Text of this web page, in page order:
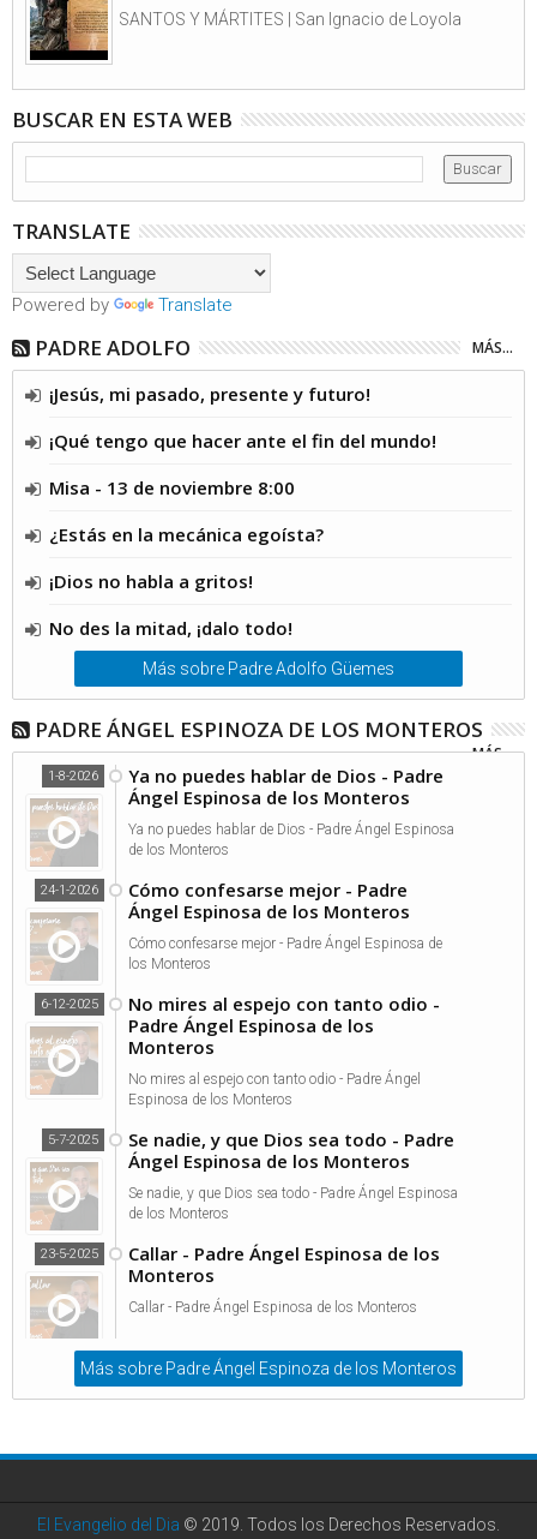
SANTOS Y MÁRTITES | San Ignacio de Loyola
BUSCAR EN ESTA WEB
TRANSLATE
Powered by Translate
PADRE ADOLFO MÁS...
¡Jesús, mi pasado, presente y futuro!
¡Qué tengo que hacer ante el fin del mundo!
Misa - 13 de noviembre 8:00
¿Estás en la mecánica egoísta?
¡Dios no habla a gritos!
No des la mitad, ¡dalo todo!
Más sobre Padre Adolfo Güemes
PADRE ÁNGEL ESPINOZA DE LOS MONTEROS
MÁS...
Ya no puedes hablar de Dios - Padre
Ángel Espinosa de los Monteros
1-8-2026
Ya no puedes hablar de Dios - Padre Ángel Espinosa
de los Monteros
Cómo confesarse mejor - Padre
Ángel Espinosa de los Monteros
24-1-2026
Cómo confesarse mejor - Padre Ángel Espinosa de
los Monteros
No mires al espejo con tanto odio -
Padre Ángel Espinosa de los
Monteros
6-12-2025
No mires al espejo con tanto odio - Padre Ángel
Espinosa de los Monteros
Se nadie, y que Dios sea todo - Padre
Ángel Espinosa de los Monteros
5-7-2025
Se nadie, y que Dios sea todo - Padre Ángel Espinosa
de los Monteros
Callar - Padre Ángel Espinosa de los
Monteros
23-5-2025
Callar - Padre Ángel Espinosa de los Monteros
Más sobre Padre Ángel Espinoza de los Monteros
El Evangelio del Dia © 2019. Todos los Derechos Reservados.